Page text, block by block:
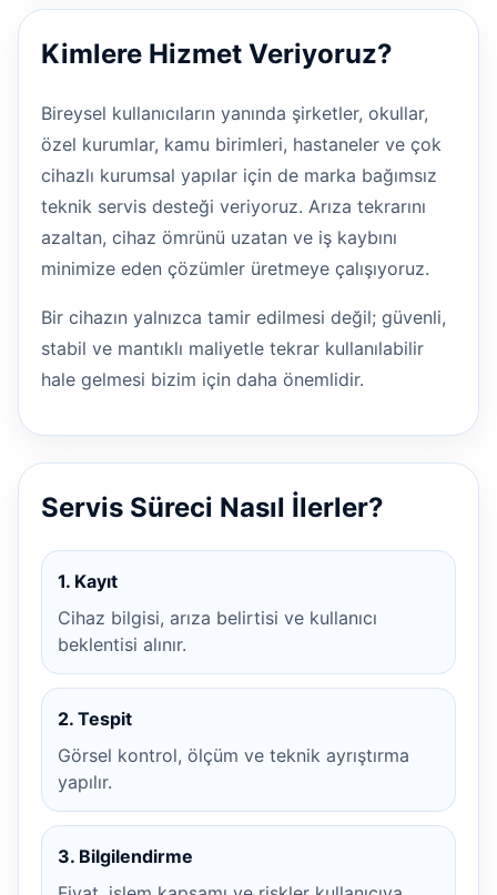
Kimlere Hizmet Veriyoruz?
Bireysel kullanıcıların yanında şirketler, okullar,
özel kurumlar, kamu birimleri, hastaneler ve çok
cihazlı kurumsal yapılar için de marka bağımsız
teknik servis desteği veriyoruz. Arıza tekrarını
azaltan, cihaz ömrünü uzatan ve iş kaybını
minimize eden çözümler üretmeye çalışıyoruz.
Bir cihazın yalnızca tamir edilmesi değil; güvenli,
stabil ve mantıklı maliyetle tekrar kullanılabilir
hale gelmesi bizim için daha önemlidir.
Servis Süreci Nasıl İlerler?
1. Kayıt
Cihaz bilgisi, arıza belirtisi ve kullanıcı
beklentisi alınır.
2. Tespit
Görsel kontrol, ölçüm ve teknik ayrıştırma
yapılır.
3. Bilgilendirme